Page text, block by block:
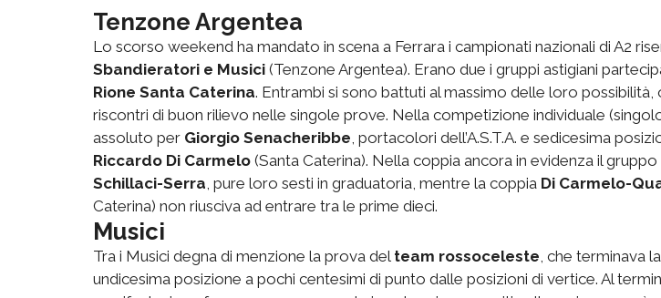
Tenzone Argentea
Lo scorso weekend ha mandato in scena a Ferrara i campionati nazionali di A2
Sbandieratori e Musici (Tenzone Argentea). Erano due i gruppi astigiani
Rione Santa Caterina. Entrambi si sono battuti al massimo delle loro
riscontri di buon rilievo nelle singole prove. Nella competizione individuale
assoluto per Giorgio Senacheribbe , portacolori dell’A.S.T.A. e sedicesima
Riccardo Di Carmelo (Santa Caterina). Nella coppia ancora in evidenza il gruppo
Schillaci-Serra , pure loro sesti in graduatoria, mentre la coppia Di Carmelo-
Caterina) non riusciva ad entrare tra le prime dieci.
Musici
Tra i Musici degna di menzione la prova del team rossoceleste , che terminava
undicesima posizione a pochi centesimi di punto dalle posizioni di vertice. Al